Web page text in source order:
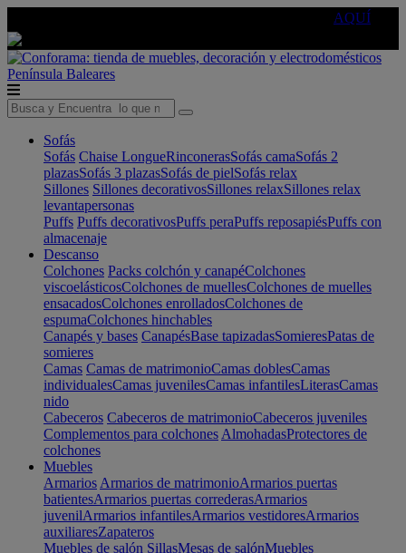
AQUÍ
Península Baleares
Sofás
Sofás Chaise LongueRinconerasSofás camaSofás 2
plazasSofás 3 plazasSofás de pielSofás relax
Sillones Sillones decorativosSillones relaxSillones relax
levantapersonas
Puffs Puffs decorativosPuffs peraPuffs reposapiésPuffs con
almacenaje
Descanso
Colchones Packs colchón y canapéColchones
viscoelásticosColchones de muellesColchones de muelles
ensacadosColchones enrolladosColchones de
espumaColchones hinchables
Canapés y bases CanapésBase tapizadasSomieresPatas de
somieres
Camas Camas de matrimonioCamas doblesCamas
individualesCamas juvenilesCamas infantilesLiterasCamas
nido
Cabeceros Cabeceros de matrimonioCabeceros juveniles
Complementos para colchones AlmohadasProtectores de
colchones
Muebles
Armarios Armarios de matrimonioArmarios puertas
batientesArmarios puertas correderasArmarios
juvenilArmarios infantilesArmarios vestidoresArmarios
auxiliaresZapateros
Muebles de salón SillasMesas de salónMuebles